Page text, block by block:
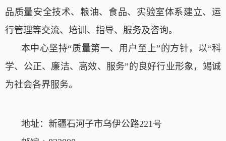
品质量安全技术、粮油、食品、实验室体系建立、运
行管理等交流、培训、指导、服务及咨询。
本中心坚持“质量第一、用户至上”的方针，以“科
学、公正、廉洁、高效、 服务”的良好行业形象，竭诚
为社会各界服务。
地址：新疆石河子市乌伊公路221号